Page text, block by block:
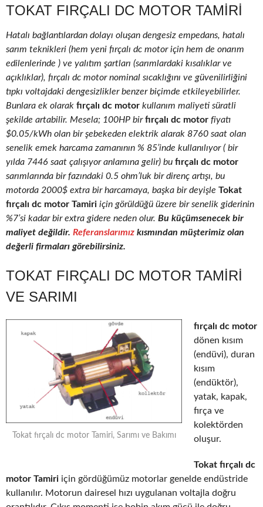
TOKAT FIRÇALI DC MOTOR TAMIRI
Hatalı bağlantılardan dolayı oluşan dengesiz empedans, hatalı
sarım teknikleri (hem yeni fırçalı dc motor için hem de onarım
edilenlerinde ) ve yalıtım şartları (sarımlardaki kısalıklar ve
açıklıklar), fırçalı dc motor nominal sıcaklığını ve güvenilirliğini
tıpkı voltajdaki dengesizlikler benzer biçimde etkileyebilirler.
Bunlara ek olarak fırçalı dc motor kullanım maliyeti süratli
şekilde artabilir. Mesela; 100HP birfırçalı dc motor fiyatı
$0.05/kWh olan bir şebekeden elektrik alarak 8760 saat olan
senelik emek harcama zamanının % 85’inde kullanılıyor ( bir
yılda 7446 saat çalışıyor anlamına gelir) bu fırçalı dc motor
sarımlarında bir fazındaki 0.5 ohm’luk bir direnç artışı, bu
motorda 2000$ extra bir harcamaya, başka bir deyişle Tokat
fırçalı dc motor Tamiri için görüldüğü üzere bir senelik giderinin
%7’si kadar bir extra gidere neden olur. Bu küçümsenecek bir
maliyet değildir. Referanslarımız kısmından müşterimiz olan
değerli firmaları görebilirsiniz.
TOKAT FIRÇALI DC MOTOR TAMIRI
VE SARIMI
Tokat fırçalı dc motor Tamiri, Sarımı ve Bakımı
fırçalı dc motor
dönen kısım
(endüvi), duran
kısım
(endüktör),
yatak, kapak,
fırça ve
kolektörden
oluşur.
Tokat fırçalı dc
motor Tamiri için gördüğümüz motorlar genelde endüstride
kullanılır. Motorun dairesel hızı uygulanan voltajla doğru